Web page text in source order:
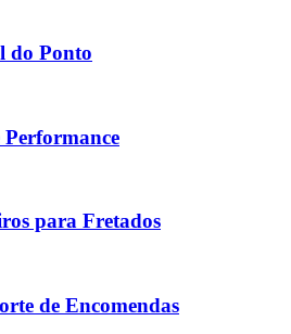
do Ponto
Performance
para Fretados
de Encomendas